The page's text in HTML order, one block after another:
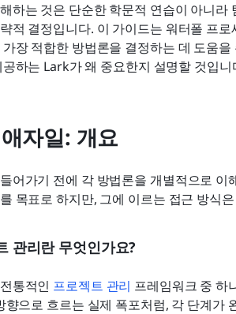
하는 것은 단순한 학문적 연습이 아니라
적 결정입니다. 이 가이드는 워터폴 프
장 적합한 방법론을 결정하는 데 도움
하는 Lark가 왜 중요한지 설명할 것입니
자일: 개요
어가기 전에 각 방법론을 개별적으로
목표로 하지만, 그에 이르는 접근 방식
관리란 무엇인가요?
통적인 프로젝트 관리 프레임워크 중 하
향으로 흐르는 실제 폭포처럼, 각 단계가